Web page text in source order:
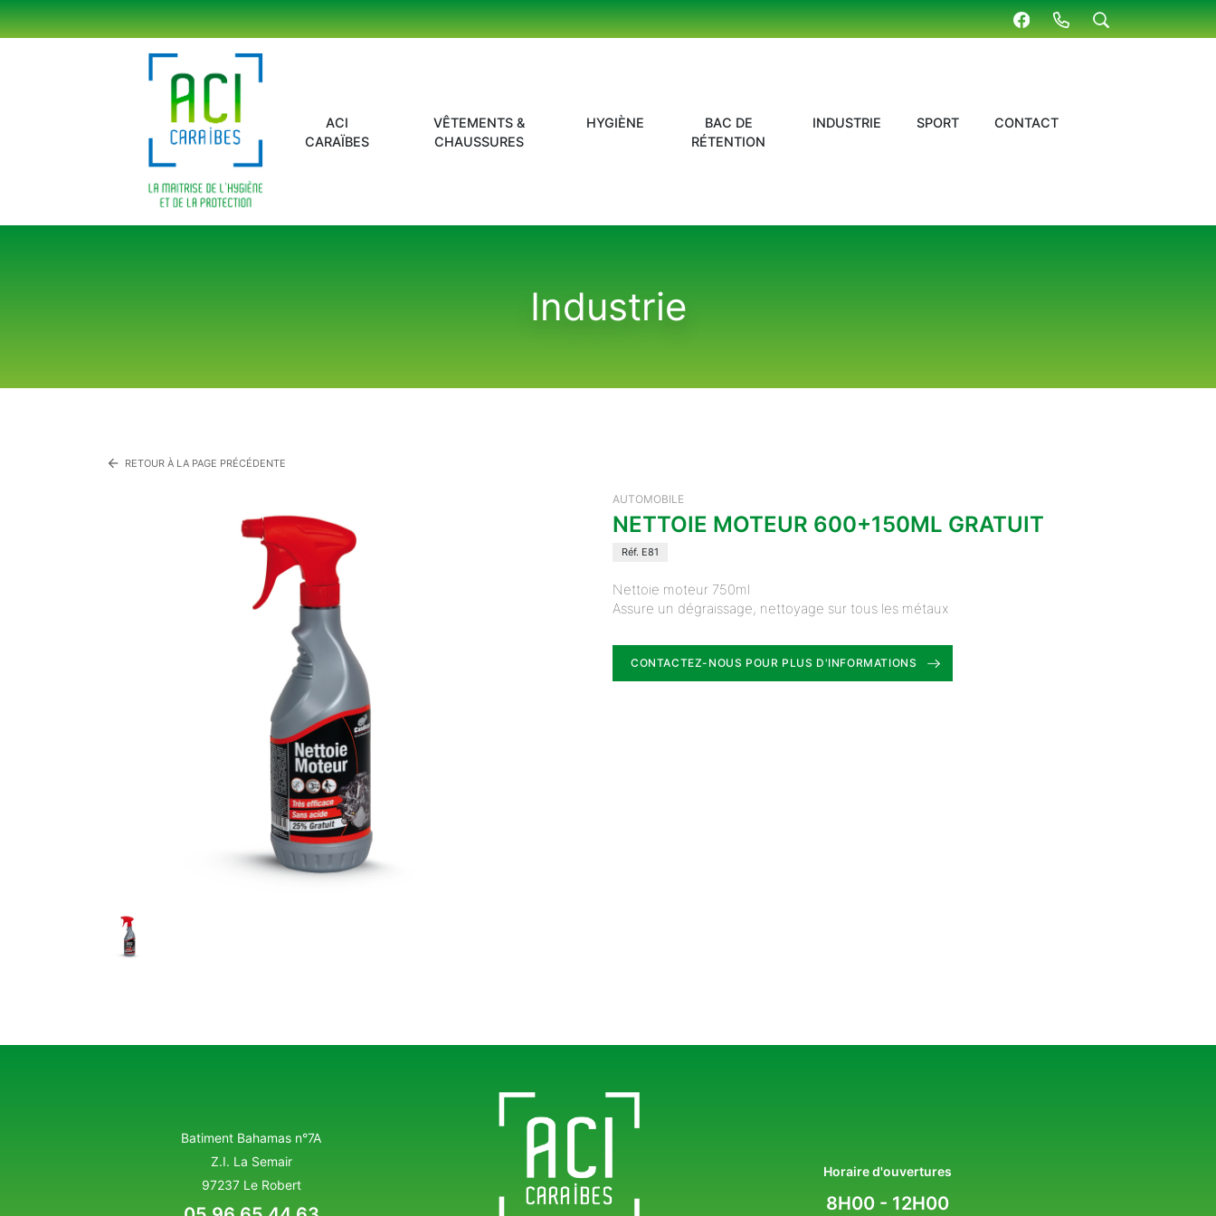
ACI
CARAÏBES
VÊTEMENTS &
CHAUSSURES
HYGIÈNE
BAC DE
RÉTENTION
INDUSTRIE SPORT CONTACT
Industrie
arrow_back RETOUR À LA PAGE PRÉCÉDENTE
AUTOMOBILE
NETTOIE MOTEUR 600+150ML GRATUIT
Réf. E81
Nettoie moteur 750ml
Assure un dégraissage, nettoyage sur tous les métaux
CONTACTEZ-NOUS POUR PLUS D'INFORMATIONS
Batiment Bahamas n°7A
Z.I. La Semair
97237 Le Robert
Horaire d'ouvertures
8H00 - 12H00
Panneau de gestion des cookies